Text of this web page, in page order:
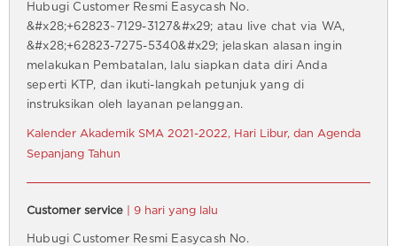
Hubugi Customer Resmi Easycash No.
&#x28;+62823~7129-3127&#x29; atau live chat via WA,
&#x28;+62823-7275-5340&#x29; jelaskan alasan ingin
melakukan Pembatalan, lalu siapkan data diri Anda
seperti KTP, dan ikuti-langkah petunjuk yang di
instruksikan oleh layanan pelanggan.
Kalender Akademik SMA 2021-2022, Hari Libur, dan Agenda
Sepanjang Tahun
Customer service | 9 hari yang lalu
Hubugi Customer Resmi Easycash No.